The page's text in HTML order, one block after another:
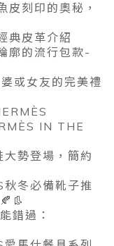
皮刻印的奧秘，
典皮革介紹
廓的流行包款-
或女友的完美禮
IN THE
勢登場，簡約
冬必備靴子推
錯過：